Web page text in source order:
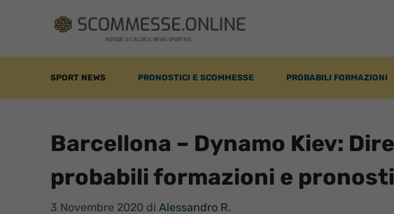
contenuto
SPORT NEWS PRONOSTICI E SCOMMESSE PROBABILI FORMAZIONI
Barcellona – Dynamo Kiev:
probabili formazioni e
3 Novembre 2020 di Alessandro R.